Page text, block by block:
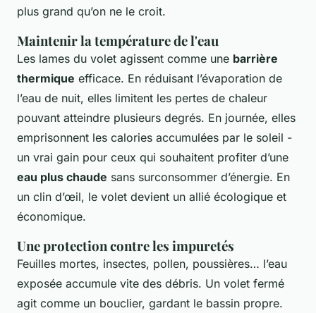
plus grand qu’on ne le croit.
Maintenir la température de l'eau
Les lames du volet agissent comme une barrière
thermique efficace. En réduisant l’évaporation de
l’eau de nuit, elles limitent les pertes de chaleur
pouvant atteindre plusieurs degrés. En journée, elles
emprisonnent les calories accumulées par le soleil -
un vrai gain pour ceux qui souhaitent profiter d’une
eau plus chaude sans surconsommer d’énergie. En
un clin d’œil, le volet devient un allié écologique et
économique.
Une protection contre les impuretés
Feuilles mortes, insectes, pollen, poussières… l’eau
exposée accumule vite des débris. Un volet fermé
agit comme un bouclier, gardant le bassin propre.